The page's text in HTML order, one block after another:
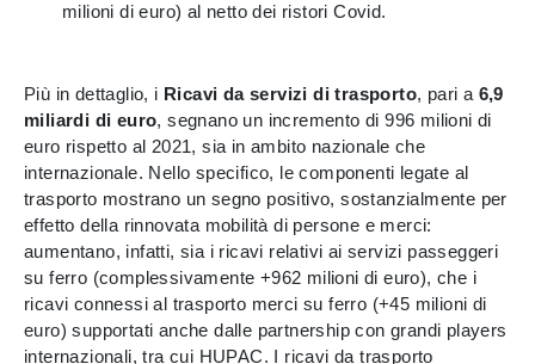
milioni di euro) al netto dei ristori Covid.
Più in dettaglio, i Ricavi da servizi di trasporto, pari a 6,9
miliardi di euro, segnano un incremento di 996 milioni di
euro rispetto al 2021, sia in ambito nazionale che
internazionale. Nello specifico, le componenti legate al
trasporto mostrano un segno positivo, sostanzialmente per
effetto della rinnovata mobilità di persone e merci:
aumentano, infatti, sia i ricavi relativi ai servizi passeggeri
su ferro (complessivamente +962 milioni di euro), che i
ricavi connessi al trasporto merci su ferro (+45 milioni di
euro) supportati anche dalle partnership con grandi players
internazionali, tra cui HUPAC. I ricavi da trasporto